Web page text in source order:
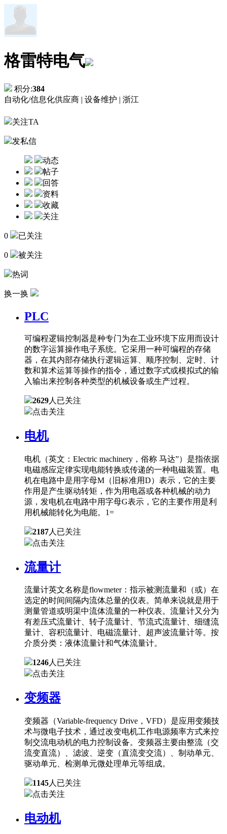
格雷特电气
积分:384
自动化/信息化供应商 | 设备维护 | 浙江
关注TA
发私信
动态
帖子
回答
资料
收藏
关注
0 已关注
0 被关注
热词
换一换
PLC
可编程逻辑控制器是种专门为在工业环境下应用而设计
的数字运算操作电子系统。它采用一种可编程的存储
器，在其内部存储执行逻辑运算、顺序控制、定时、计
数和算术运算等操作的指令，通过数字式或模拟式的输
入输出来控制各种类型的机械设备或生产过程。
2629人已关注
点击关注
电机
电机（英文：Electric machinery，俗称 马达”）是指依据
电磁感应定律实现电能转换或传递的一种电磁装置。电
机在电路中是用字母M（旧标准用D）表示，它的主要
作用是产生驱动转矩，作为用电器或各种机械的动力
源，发电机在电路中用字母G表示，它的主要作用是利
用机械能转化为电能。1=
2187人已关注
点击关注
流量计
流量计英文名称是flowmeter：指示被测流量和（或）在
选定的时间间隔内流体总量的仪表。简单来说就是用于
测量管道或明渠中流体流量的一种仪表。流量计又分为
有差压式流量计、转子流量计、节流式流量计、细缝流
量计、容积流量计、电磁流量计、超声波流量计等。按
介质分类：液体流量计和气体流量计。
1246人已关注
点击关注
变频器
变频器（Variable-frequency Drive，VFD）是应用变频技
术与微电子技术，通过改变电机工作电源频率方式来控
制交流电动机的电力控制设备。变频器主要由整流（交
流变直流）、滤波、逆变（直流变交流）、制动单元、
驱动单元、检测单元微处理单元等组成。
1145人已关注
点击关注
电动机